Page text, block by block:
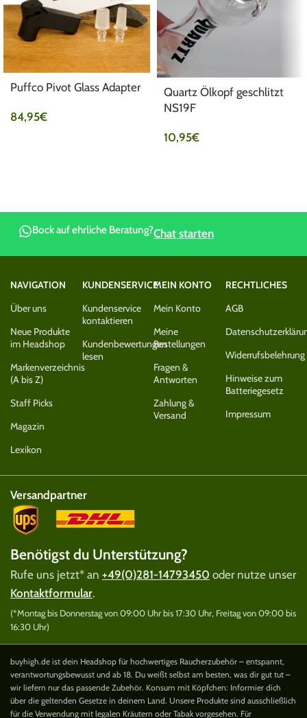
Puffco Pivot Glass Adapter
84,95€
Quartz Ölkopf geschlitzt
NS19F
10,95€
Bock auf ehrliche Beratung?Chat starten
NAVIGATION
Über uns
Neue Produkte
im Headshop
Markenverzeichnis
(A bis Z)
Staff Picks
Magazin
Lexikon
KUNDENSERVICE
Kundenservice
kontaktieren
Kundenbewertungen
lesen
MEIN KONTO
Mein Konto
Meine
Bestellungen
Fragen &
Antworten
Zahlung &
Versand
RECHTLICHES
AGB
Widerrufsbelehrung
Hinweise zum
Batteriegesetz
Impressum
Versandpartner
Benötigst du Unterstützung?
Rufe uns jetzt* an +49(0)281-14793450 oder nutze unser
Kontaktformular.
(*Montag bis Donnerstag von 09:00 Uhr bis 17:30 Uhr, Freitag von 09:00 bis
16:30 Uhr)
buyhigh.de ist dein Headshop für hochwertiges Raucherzubehör – entspannt,
verantwortungsbewusst und ab 18. Du weißt selbst am besten, was dir gut tut –
wir liefern nur das passende Zubehör. Konsum mit Köpfchen: Informier dich
über die geltenden Gesetze in deinem Land. Unsere Produkte sind ausschließlich
für die Verwendung mit legalen Kräutern oder Tabak vorgesehen. Für